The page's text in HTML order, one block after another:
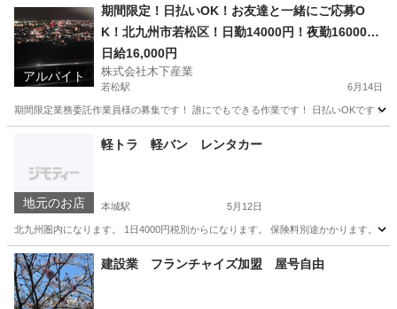
アルバイト
期間限定！日払いOK！お友達と一緒にご応募O
K！北九州市若松区！日勤14000円！夜勤16000
円！日払いOK!送迎致します！
日給16,000円
株式会社木下産業
若松駅 6月14日
期間限定業務委託作業員様の募集です！ 誰にでもできる作業です！ 日払いOKです！
若松駅 その他 期間限定
地元のお店
軽トラ 軽バン レンタカー
本城駅 5月12日
北九州圏内になります。 1日4000円税別からになります。 保険料別途かかります。
福岡 北九州市 本城駅 その他 レンタカー
建設業 フランチャイズ加盟 屋号自由